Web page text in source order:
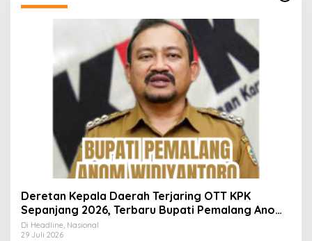
Deretan Kepala Daerah Terjaring OTT KPK
Sepanjang 2026, Terbaru Bupati Pemalang Anom
Widiyantoro
Di Headline, Nasional
29 Juli 2026